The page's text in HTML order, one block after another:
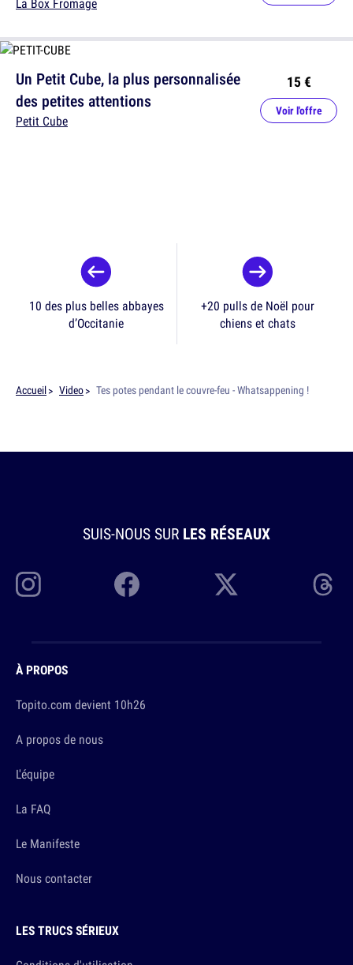
Un Petit Cube, la plus personnalisée
des petites attentions
Petit Cube
15 €
Voir l'offre
10 des plus belles abbayes
d’Occitanie
+20 pulls de Noël pour
chiens et chats
Accueil Video Tes potes pendant le couvre-feu - Whatsappening !
SUIS-NOUS SUR LES RÉSEAUX
À PROPOS
Topito.com devient 10h26
A propos de nous
L'équipe
La FAQ
Le Manifeste
Nous contacter
LES TRUCS SÉRIEUX